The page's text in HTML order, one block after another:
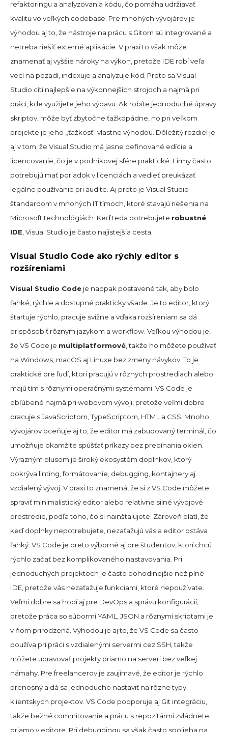
refaktoringu a analyzovania kódu, čo pomáha udržiavať
kvalitu vo veľkých codebase. Pre mnohých vývojárov je
výhodou aj to, že nástroje na prácu s Gitom sú integrované a
netreba riešiť externé aplikácie. V praxi to však môže
znamenať aj vyššie nároky na výkon, pretože IDE robí veľa
vecí na pozadí, indexuje a analyzuje kód. Preto sa Visual
Studio cíti najlepšie na výkonnejších strojoch a najmä pri
práci, kde využijete jeho výbavu. Ak robíte jednoduché úpravy
skriptov, môže byť zbytočne ťažkopádne, no pri veľkom
projekte je jeho „ťažkosť“ vlastne výhodou. Dôležitý rozdiel je
aj v tom, že Visual Studio má jasne definované edície a
licencovanie, čo je v podnikovej sfére praktické. Firmy často
potrebujú mať poriadok v licenciách a vedieť preukázať
legálne používanie pri audite. Aj preto je Visual Studio
štandardom v mnohých IT tímoch, ktoré stavajú riešenia na
Microsoft technológiách. Keď teda potrebujete robustné
IDE , Visual Studio je často najistejšia cesta.
Visual Studio Code ako rýchly editor s
rozšíreniami
Visual Studio Code je naopak postavené tak, aby bolo
ľahké, rýchle a dostupné prakticky všade. Je to editor, ktorý
štartuje rýchlo, pracuje svižne a vďaka rozšíreniam sa dá
prispôsobiť rôznym jazykom a workflow. Veľkou výhodou je,
že VS Code je multiplatformové , takže ho môžete používať
na Windows, macOS aj Linuxe bez zmeny návykov. To je
praktické pre ľudí, ktorí pracujú v rôznych prostrediach alebo
majú tím s rôznymi operačnými systémami. VS Code je
obľúbené najmä pri webovom vývoji, pretože veľmi dobre
pracuje s JavaScriptom, TypeScriptom, HTML a CSS. Mnoho
vývojárov oceňuje aj to, že editor má zabudovaný terminál, čo
umožňuje okamžite spúšťať príkazy bez prepínania okien.
Výrazným plusom je široký ekosystém doplnkov, ktorý
pokrýva linting, formátovanie, debugging, kontajnery aj
vzdialený vývoj. V praxi to znamená, že si z VS Code môžete
spraviť minimalistický editor alebo relatívne silné vývojové
prostredie, podľa toho, čo si nainštalujete. Zároveň platí, že
keď doplnky nepotrebujete, nezaťažujú vás a editor ostáva
ľahký. VS Code je preto výborné aj pre študentov, ktorí chcú
rýchlo začať bez komplikovaného nastavovania. Pri
jednoduchých projektoch je často pohodlnejšie než plné
IDE, pretože vás nezaťažuje funkciami, ktoré nepoužívate.
Veľmi dobre sa hodí aj pre DevOps a správu konfigurácií,
pretože práca so súbormi YAML, JSON a rôznymi skriptami je
v ňom prirodzená. Výhodou je aj to, že VS Code sa často
používa pri práci s vzdialenými servermi cez SSH, takže
môžete upravovať projekty priamo na serveri bez veľkej
námahy. Pre freelancerov je zaujímavé, že editor je rýchlo
prenosný a dá sa jednoducho nastaviť na rôzne typy
klientskych projektov. VS Code podporuje aj Git integráciu,
takže bežné commitovanie a prácu s repozitármi zvládnete
priamo v editore. Pri debuggingu sa však často spolieha na